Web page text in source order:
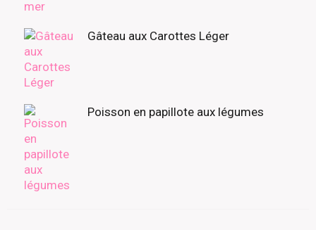
Gâteau aux Carottes Léger
Poisson en papillote aux légumes